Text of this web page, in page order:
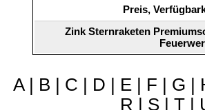
Preis,
Zink Sternraketen
A| B C D E| F G
R
S| T|